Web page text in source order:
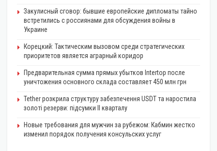
Закулисный сговор: бывшие европейские дипломаты тайно
встретились с россиянами для обсуждения войны в
Украине
Корецкий: Тактическим вызовом среди стратегических
приоритетов является аграрный коридор
Предварительная сумма прямых убытков Intertop после
уничтожения основного склада составляет 450 млн грн
Tether розкрила структуру забезпечення USDT та наростила
золоті резерви: підсумки II кварталу
Новые требования для мужчин за рубежом: Кабмин жестко
изменил порядок получения консульских услуг